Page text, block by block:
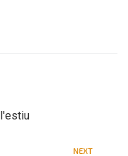
NEXT